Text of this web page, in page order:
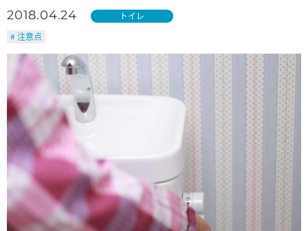
2018.04.24
トイレ
# 注意点